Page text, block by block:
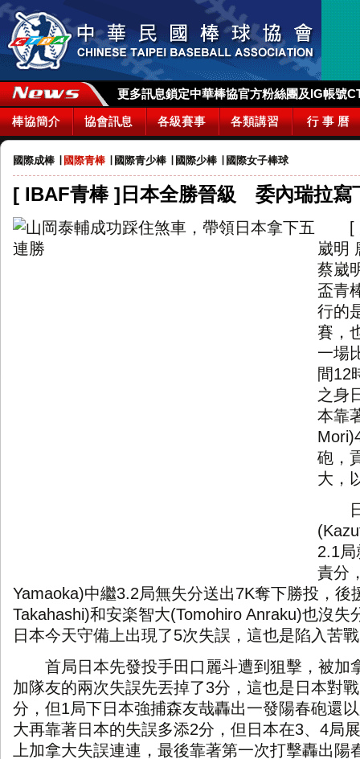
更多訊息鎖定中華棒協官方粉絲團及IG帳號
棒協簡介 協會訊息 各級賽事 各類講習 行 事 曆
國際成棒 國際青棒 國際青少棒 國際少棒 國際女子棒球
[ IBAF青棒 ]日本全勝晉級 委內瑞拉寫
[
崴明
蔡崴
盃青
行的
賽，
一場
間12
之身
本靠
砲，
大，
日
2.1
責分
Yamaoka)中繼3.2局無失分送出7K奪下勝投，後
Takahashi)和安楽智大(Tomohiro Anraku)也沒失
日本今天守備上出現了5次失誤，這也是陷入苦
首局日本先發投手田口麗斗遭到狙擊，被加
加隊友的兩次失誤先丟掉了3分，這也是日本對
分，但1局下日本強捕森友哉轟出一發陽春砲還
大再靠著日本的失誤多添2分，但日本在3、 4局
上加拿大失誤連連，最後靠著第一次打擊轟出陽